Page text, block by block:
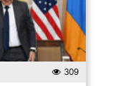
309